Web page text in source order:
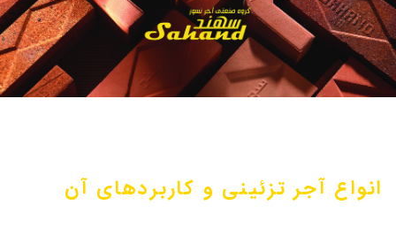
انواع آجر تزئینی و کاربردهای آن